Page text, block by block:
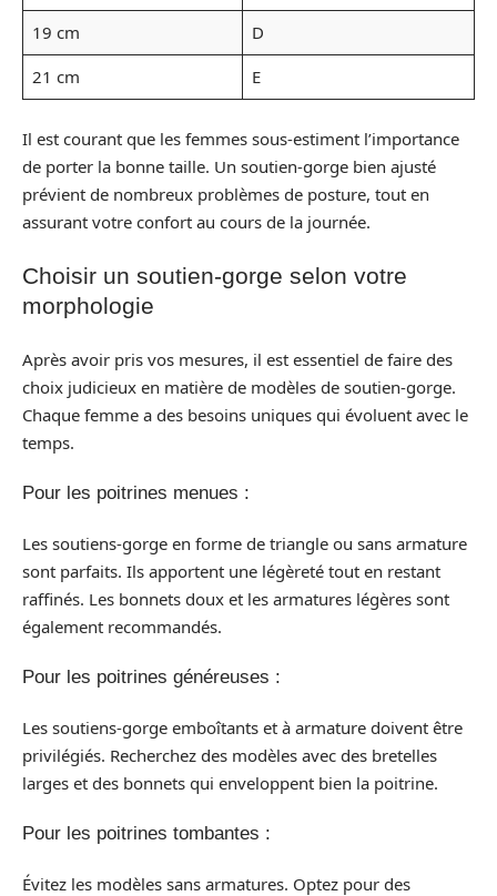
19 cm
D
21 cm
E
Il est courant que les femmes sous-estiment l’importance
de porter la bonne taille. Un soutien-gorge bien ajusté
prévient de nombreux problèmes de posture, tout en
assurant votre confort au cours de la journée.
Choisir un soutien-gorge selon votre
morphologie
Après avoir pris vos mesures, il est essentiel de faire des
choix judicieux en matière de modèles de soutien-gorge.
Chaque femme a des besoins uniques qui évoluent avec le
temps.
Pour les poitrines menues :
Les soutiens-gorge en forme de triangle ou sans armature
sont parfaits. Ils apportent une légèreté tout en restant
raffinés. Les bonnets doux et les armatures légères sont
également recommandés.
Pour les poitrines généreuses :
Les soutiens-gorge emboîtants et à armature doivent être
privilégiés. Recherchez des modèles avec des bretelles
larges et des bonnets qui enveloppent bien la poitrine.
Pour les poitrines tombantes :
Évitez les modèles sans armatures. Optez pour des